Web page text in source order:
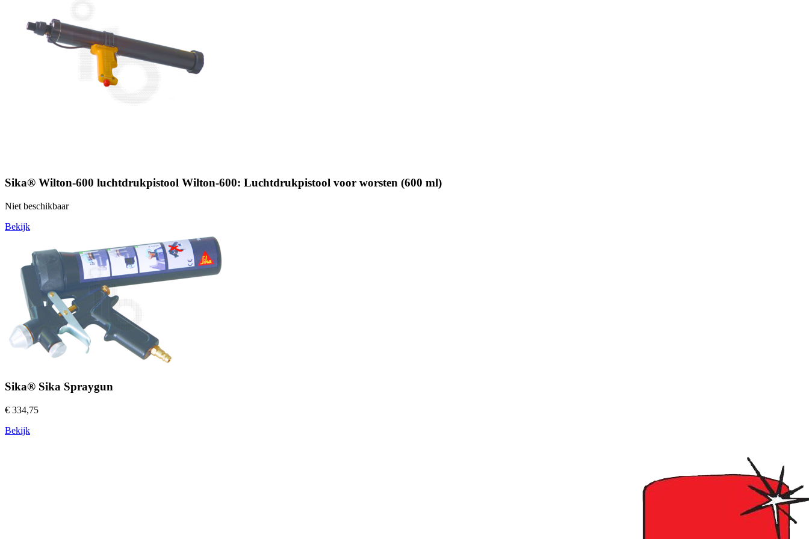
Sika® Wilton-600 luchtdrukpistool Wilton-600: Luchtdrukpistool voor worsten (600 ml)
Niet beschikbaar
Bekijk
Sika® Sika Spraygun
€ 334,75
Bekijk